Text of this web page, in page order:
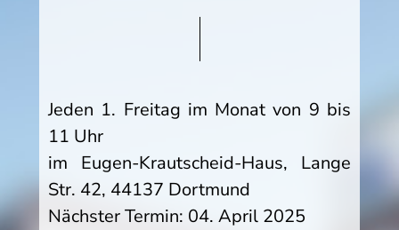
Jeden 1. Freitag im Monat von 9 bis
11 Uhr
im Eugen-Krautscheid-Haus, Lange
Str. 42, 44137 Dortmund
Nächster Termin: 04. April 2025